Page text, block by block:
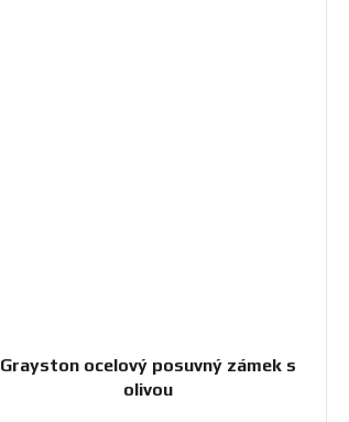
Grayston ocelový posuvný zámek s
olivou